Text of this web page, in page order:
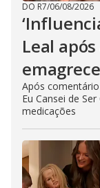
DO R7/06/08/2026
Leal
Após
Eu Cansei de
medicações